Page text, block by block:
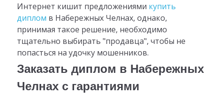
Интернет кишит предложениями купить
диплом в Набережных Челнах, однако,
принимая такое решение, необходимо
тщательно выбирать "продавца", чтобы не
попасться на удочку мошенников.
Заказать диплом в Набережных
Челнах с гарантиями